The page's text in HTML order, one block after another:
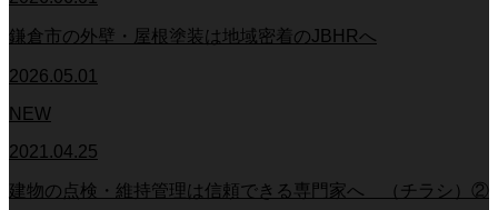
鎌倉市の外壁・屋根塗装は地域密着のJBHRへ
2026.05.01
NEW
2021.04.25
建物の点検・維持管理は信頼できる専門家へ （チラシ）②